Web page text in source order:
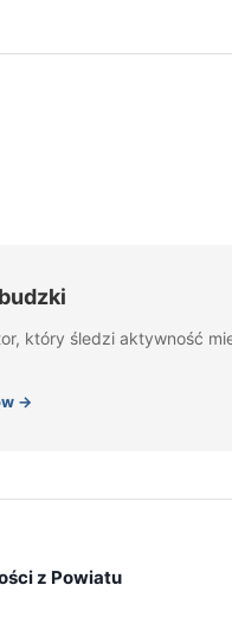
który śledzi aktywność
→
z Powiatu